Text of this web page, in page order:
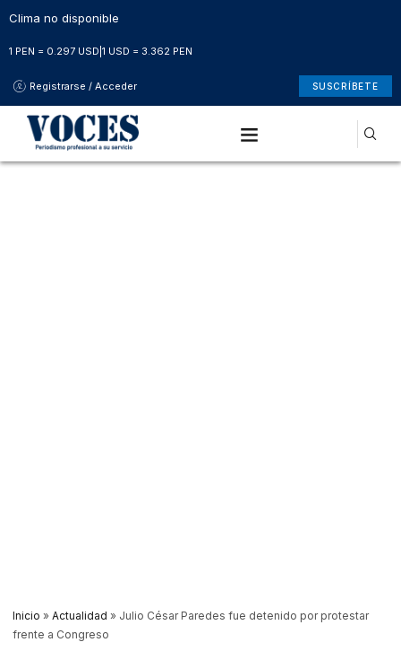
Clima no disponible
1 PEN = 0.297 USD 1 USD = 3.362 PEN
Registrarse / Acceder SUSCRÍBETE
Inicio » Actualidad » Julio César Paredes fue detenido por protestar
frente a Congreso